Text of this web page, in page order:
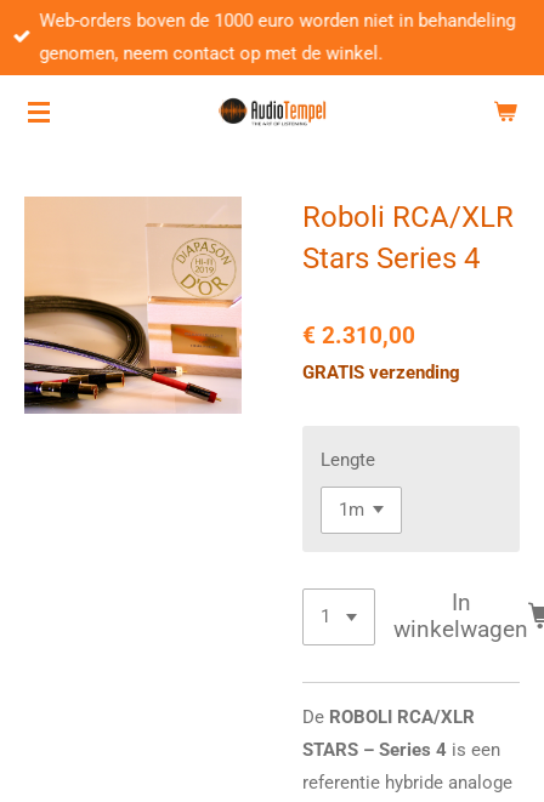
Ga
direct
de
Web-orders boven de 1000 euro worden niet in behandeling
genomen, neem contact op met de winkel.
Roboli RCA/XLR
Stars Series 4
€ 2.310,00
GRATIS verzending
Lengte
In
winkelwagen
De ROBOLI RCA/XLR
STARS – Series 4 is een
referentie hybride analoge